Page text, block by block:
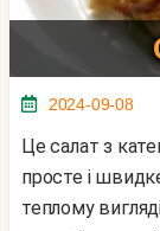
2024-09-08
Це салат з категорії теплих. Приготування - дуже
просте і
теплому